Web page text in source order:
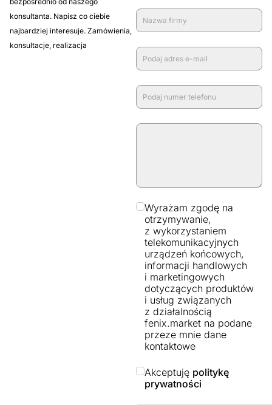
konsultanta. Napisz co ciebie
najbardziej interesuje. Zamówienia,
konsultacje, realizacja
Wyrażam zgodę na
otrzymywanie,
z wykorzystaniem
telekomunikacyjnych
urządzeń końcowych,
informacji handlowych
i marketingowych
dotyczących produktów
i usług związanych
z działalnością
fenix.market na podane
przeze mnie dane
kontaktowe
Akceptuję politykę
prywatności